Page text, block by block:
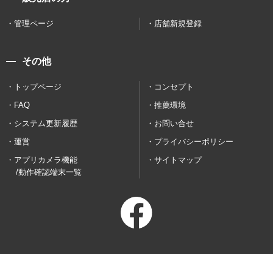
管理ページ 店舗新規登録
その他
トップページ
コンセプト
FAQ
推薦環境
システム更新履歴
お問い合せ
運営
プライバシーポリシー
アプリカメラ機能
/動作確認端末一覧
サイトマップ